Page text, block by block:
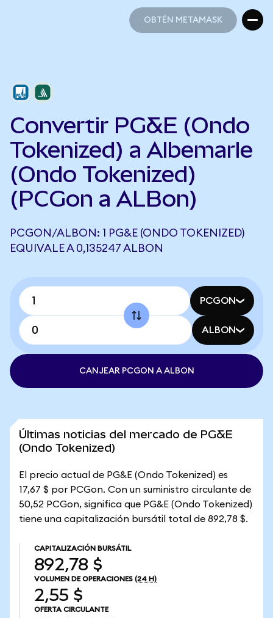
OBTÉN METAMASK
Convertir PG&E (Ondo
Tokenized) a Albemarle
(Ondo Tokenized)
(PCGon a ALBon)
PCGON/ALBON: 1 PG&E (ONDO TOKENIZED)
EQUIVALE A 0,135247 ALBON
PCGON
ALBON
CANJEAR PCGON A ALBON
Últimas noticias del mercado de PG&E
(Ondo Tokenized)
El precio actual de PG&E (Ondo Tokenized) es
17,67 $ por PCGon. Con un suministro circulante de
50,52 PCGon, significa que PG&E (Ondo Tokenized)
tiene una capitalización bursátil total de 892,78 $.
CAPITALIZACIÓN BURSÁTIL
892,78 $
VOLUMEN DE OPERACIONES (24 H)
2,55 $
OFERTA CIRCULANTE